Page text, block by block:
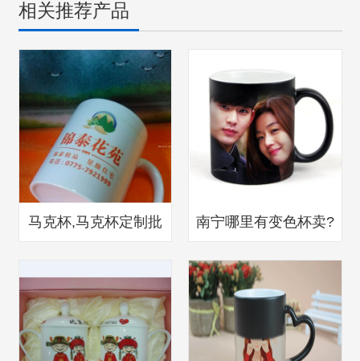
相关推荐产品
马克杯,马克杯定制批 南宁哪里有变色杯卖?